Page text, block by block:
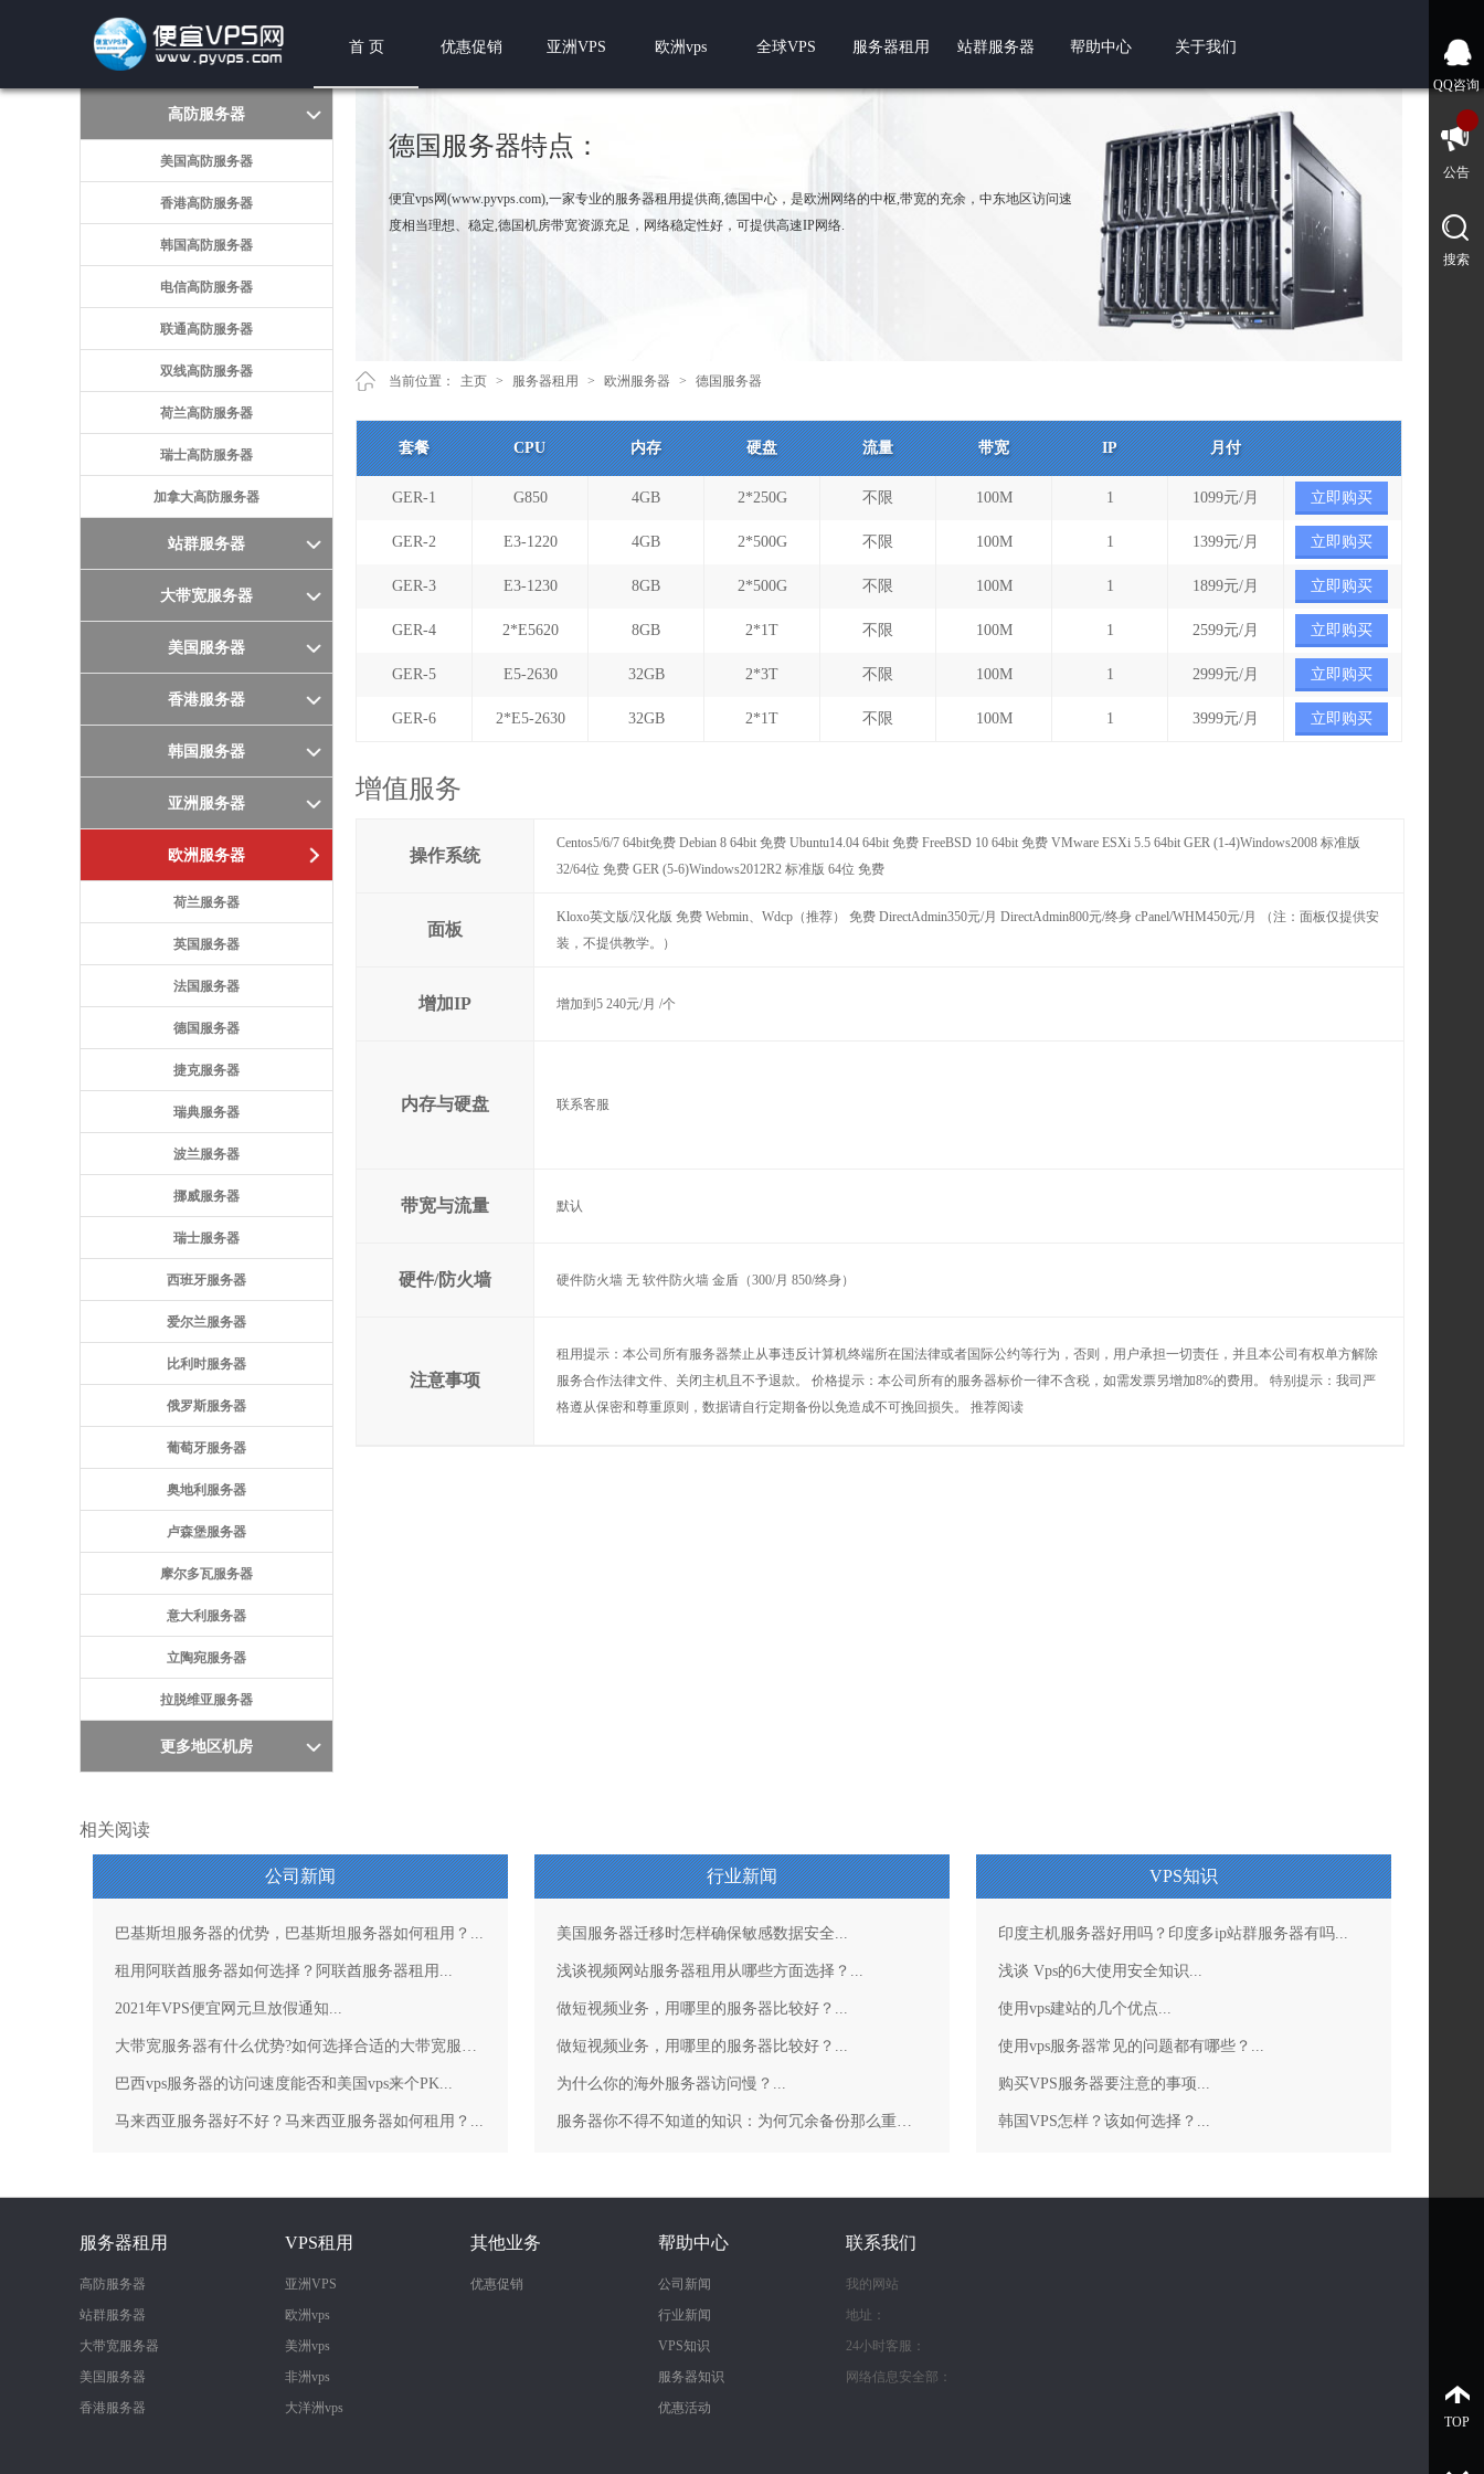
首 页 优惠促销 亚洲VPS 欧洲vps 全球VPS 服务器租用 站群服务器 帮助中心 关于我们
高防服务器
美国高防服务器
香港高防服务器
韩国高防服务器
电信高防服务器
联通高防服务器
双线高防服务器
荷兰高防服务器
瑞士高防服务器
加拿大高防服务器
站群服务器
大带宽服务器
美国服务器
香港服务器
韩国服务器
亚洲服务器
欧洲服务器
荷兰服务器
英国服务器
法国服务器
德国服务器
捷克服务器
瑞典服务器
波兰服务器
挪威服务器
瑞士服务器
西班牙服务器
爱尔兰服务器
比利时服务器
俄罗斯服务器
葡萄牙服务器
奥地利服务器
卢森堡服务器
摩尔多瓦服务器
意大利服务器
立陶宛服务器
拉脱维亚服务器
更多地区机房
德国服务器特点：
便宜vps网(www.pyvps.com),一家专业的服务器租用提供商,德国中心，是欧洲网络的中枢,带宽的充余，中东地区访问速
度相当理想、稳定,德国机房带宽资源充足，网络稳定性好，可提供高速IP网络.
当前位置： 主页 > 服务器租用 > 欧洲服务器 > 德国服务器
套餐 CPU 内存 硬盘 流量 带宽 IP 月付
GER-1 G850 4GB 2*250G 不限 100M 1 1099元/月 立即购买
GER-2 E3-1220 4GB 2*500G 不限 100M 1 1399元/月 立即购买
GER-3 E3-1230 8GB 2*500G 不限 100M 1 1899元/月 立即购买
GER-4 2*E5620 8GB 2*1T 不限 100M 1 2599元/月 立即购买
GER-5 E5-2630 32GB 2*3T 不限 100M 1 2999元/月 立即购买
GER-6 2*E5-2630 32GB 2*1T 不限 100M 1 3999元/月 立即购买
增值服务
操作系统
Centos5/6/7 64bit免费 Debian 8 64bit 免费 Ubuntu14.04 64bit 免费 FreeBSD 10 64bit 免费 VMware ESXi 5.5 64bit GER (1-4)Windows2008 标准版
32/64位 免费 GER (5-6)Windows2012R2 标准版 64位 免费
面板
Kloxo英文版/汉化版 免费 Webmin、Wdcp（推荐） 免费 DirectAdmin350元/月 DirectAdmin800元/终身 cPanel/WHM450元/月 （注：面板仅提供安
装，不提供教学。）
增加IP 增加到5 240元/月 /个
内存与硬盘 联系客服
带宽与流量 默认
硬件/防火墙 硬件防火墙 无 软件防火墙 金盾（300/月 850/终身）
注意事项
租用提示：本公司所有服务器禁止从事违反计算机终端所在国法律或者国际公约等行为，否则，用户承担一切责任，并且本公司有权单方解除
服务合作法律文件、关闭主机且不予退款。 价格提示：本公司所有的服务器标价一律不含税，如需发票另增加8%的费用。 特别提示：我司严
格遵从保密和尊重原则，数据请自行定期备份以免造成不可挽回损失。 推荐阅读
相关阅读
公司新闻
巴基斯坦服务器的优势，巴基斯坦服务器如何租用？...
租用阿联酋服务器如何选择？阿联酋服务器租用...
2021年VPS便宜网元旦放假通知...
大带宽服务器有什么优势?如何选择合适的大带宽服务器？...
巴西vps服务器的访问速度能否和美国vps来个PK...
马来西亚服务器好不好？马来西亚服务器如何租用？...
行业新闻
美国服务器迁移时怎样确保敏感数据安全...
浅谈视频网站服务器租用从哪些方面选择？...
做短视频业务，用哪里的服务器比较好？...
做短视频业务，用哪里的服务器比较好？...
为什么你的海外服务器访问慢？...
服务器你不得不知道的知识：为何冗余备份那么重要？...
VPS知识
印度主机服务器好用吗？印度多ip站群服务器有吗...
浅谈 Vps的6大使用安全知识...
使用vps建站的几个优点...
使用vps服务器常见的问题都有哪些？...
购买VPS服务器要注意的事项...
韩国VPS怎样？该如何选择？...
服务器租用
高防服务器
站群服务器
大带宽服务器
美国服务器
香港服务器
VPS租用
亚洲VPS
欧洲vps
美洲vps
非洲vps
大洋洲vps
其他业务
优惠促销
帮助中心
公司新闻
行业新闻
VPS知识
服务器知识
优惠活动
联系我们
我的网站
地址：
24小时客服：
网络信息安全部：
QQ咨询
公告
搜索
TOP